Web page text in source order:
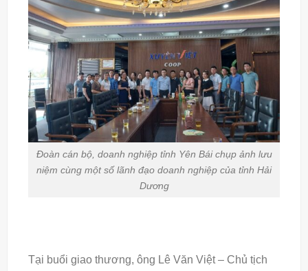
Đoàn cán bộ, doanh nghiệp tỉnh Yên Bái chụp ảnh lưu
niệm cùng một số lãnh đạo doanh nghiệp của tỉnh Hải
Dương
Tại buổi giao thương, ông Lê Văn Việt – Chủ tịch